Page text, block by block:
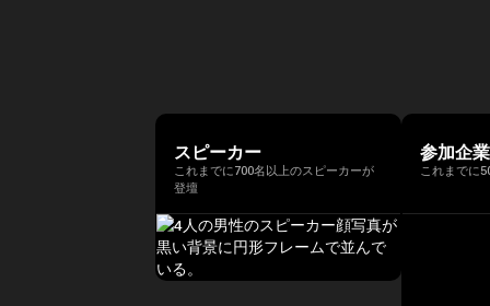
Entrepreneur of the Year」、さ
らにCointelegraphによる「ブロ
ックチェーン業界で注目すべき
100人」の一人にも選ばれていま
す。 また、Yat氏はクラシック音
楽の正式な訓練を受けた音楽家で
もあり、BAFTA（英国映画テレ
ビ芸術アカデミー）のアドバイザ
リーボードメンバー、ならびに
Asian Youth Orchestraの理事も
明期におけるマーケティングの先
駆者として、The Motley Fool、
America Online Greenhouse、
Earthlink の立ち上げをはじめ、
数十に及ぶ著名なインターネット
ブランドの成長に関与した。 学
歴としては、ニューヨーク州立大
学バッファロー校にてクリエイテ
ィブ・ライティングの修士号を取
得。シラキュース大学にて二つの
主要なインターネット企業とのレ
ノボのパートナーシップをグロー
バルにリードしてきました。ま
た、戦略的なAR/VRパートナー
シップも推進しました。
Terence Ngは、ソニーエレクト
ロニクス、ヒューレット・パッカ
ード、Navteq Corporation、ノ
キアなどの主要なテクノロジーブ
ランドで、マーケティング、製品
産等取引業協会：JVCEA）を発
起人として設立。内閣官房主催の
官民データ活用推進基本計画実行
委員会にも有識者として出席。
現在、株式会社bitFlyer
Holdings代表取締役CEO、株式
会社bitFlyer 代表取締役、株式会
社bitFlyer Blockchain代表取締
役、bitFlyer USA, Inc.の
Director、株式会社Custodiem
使いやすく、安全で、スケーラブ
ルなものにすることを目的として
いる。 Nick は、プロダクト、セ
キュリティ、エンジニアリング、
マーケティングといった各部門と
密接に連携しながら、ユーザー体
験とブロックチェーン技術の交差
点におけるイノベーションを推進
している。 「コードを現実世界
の価値へと変換する」ことに重点
スピーカー
これまでに700名以上のスピーカーが
登壇
参加企業
これまでに